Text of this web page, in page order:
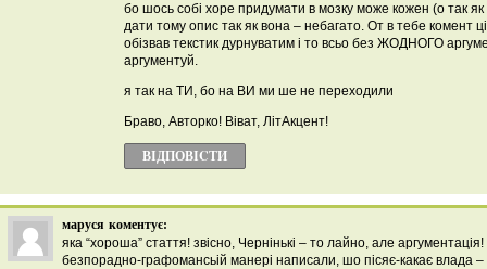
бо шось собі хоре придумати в мозку може кожен (о так як
дати тому опис так як вона – небагато. От в тебе комент
обізвав текстик дурнуватим і то всьо без ЖОДНОГО
аргументуй.
я так на ТИ, бо на ВИ ми ше не переходили
Браво, Авторко! Віват, ЛітАкцент!
ВІДПОВІCТИ
маруся коментує:
яка “хороша” стаття! звісно, Чернінькі – то лайно, але
безпорадно-графомансьій манері написали, шо пісяє-какає влада –